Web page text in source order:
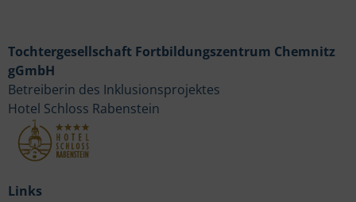
Links
Tochtergesellschaft Fortbildungszentrum Chemnitz
gGmbH
Betreiberin des Inklusionsprojektes
Hotel Schloss Rabenstein